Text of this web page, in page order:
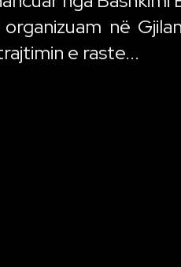
në
e raste...